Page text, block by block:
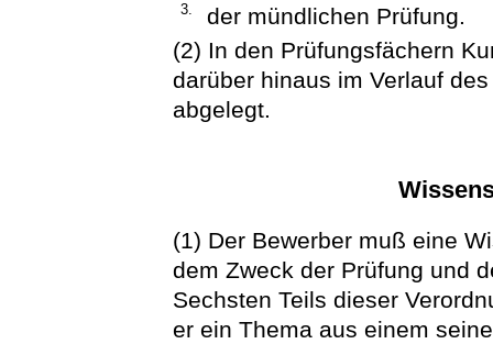
3.
der mündlichen Prüfung.
(2) In den Prüfungsfächern
darüber hinaus im Verlauf
abgelegt.
(1) Der Bewerber muß eine
dem Zweck der Prüfung und
Sechsten Teils dieser
er ein Thema aus einem